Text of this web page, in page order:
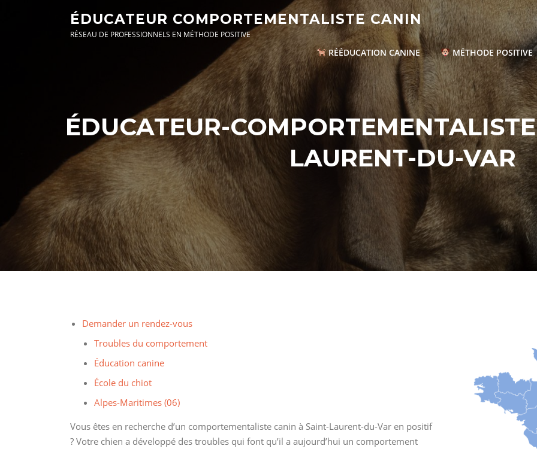
ÉDUCATEUR COMPORTEMENTALISTE CANIN
RÉSEAU DE PROFESSIONNELS EN MÉTHODE POSITIVE
RÉÉDUCATION CANINE MÉTHODE POSITIVE
ÉDUCATEUR-
LAURENT-DU-VAR
Demander un rendez-vous
Troubles du comportement
Éducation canine
École du chiot
Alpes-Maritimes (06)
Vous êtes en recherche d’un comportementaliste canin à Saint-Laurent-du-Var en positif
? Votre chien a développé des troubles qui font qu’il a aujourd’hui un comportement